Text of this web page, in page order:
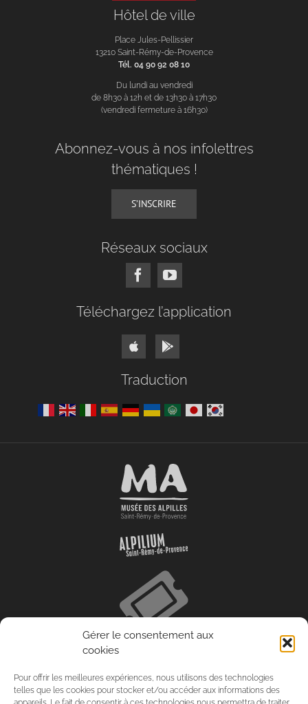
Gérer le consentement aux
cookies
Pour offrir les meilleures expériences, nous utilisons des technologies
telles que les cookies pour stocker et/ou accéder aux informations des
Hôtel de ville
Place Jules-Pellissier
13210 Saint-Rémy-de-Provence
Tél. 04 90 92 08 10
Du lundi au vendredi
de 8h30 à 12h et de 13h30 à 17h30
(vendredi fermeture à 16h30)
Abonnez-vous à nos infolettres
thématiques !
S’INSCRIRE
Réseaux sociaux
Téléchargez l’application
Traduction